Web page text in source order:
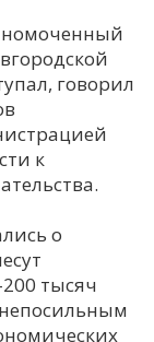
говорил
к
о
тысяч